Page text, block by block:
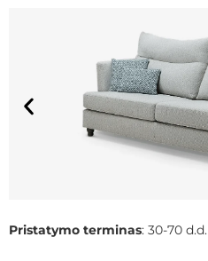
Pristatymo terminas: 30-70 d.d.